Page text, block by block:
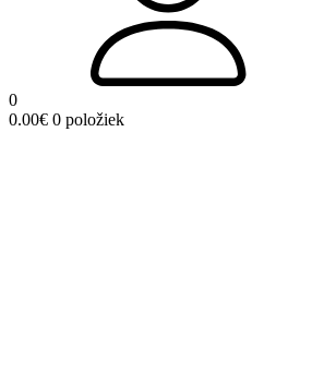
0
0.00€ 0 položiek